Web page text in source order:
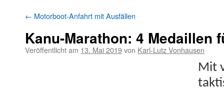
← Motorboot-Anfahrt mit Ausfällen
Kanu-Marathon: 4 Medaillen
Veröffentlicht am 13. Mai 2019von Karl-Lutz Vonhausen
Mit